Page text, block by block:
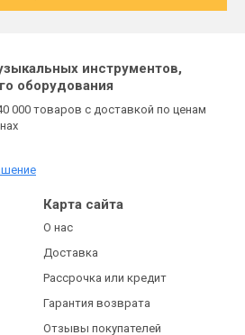
инструментов,
оборудования
000 товаров с доставкой по ценам
Карта сайта
О нас
Доставка
Рассрочка или кредит
Гарантия возврата
Отзывы покупателей